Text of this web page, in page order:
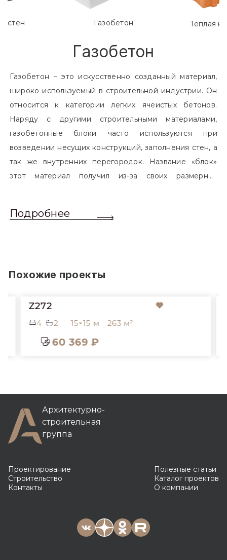
Газобетон Теплая
Газобетон
Газобетон – это искусственно созданный материал,
широко используемый в строительной индустрии. Он
относится к категории легких ячеистых бетонов.
Наряду с другими строительными материалами,
газобетонные блоки часто используются при
возведении несущих конструкций, заполнения стен, а
так же внутренних перегородок. Название «блок»
этот материал получил из-за своих размерных
обычный одинарный кирпич. Размер блоков различен
Подробнее
Похожие проекты
Z272
4 2 15×15 м 263 м²
60 369 ₽
Архитектурно-
строительная
группа
Проектирование
Строительство
Контакты
Полезные статьи
Каталог проектов
О компании